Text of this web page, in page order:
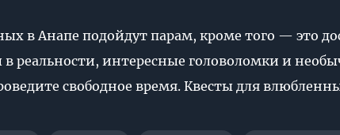
в Анапе подойдут парам, кроме того — это
реальности, интересные головоломки и
свободное время. Квесты для